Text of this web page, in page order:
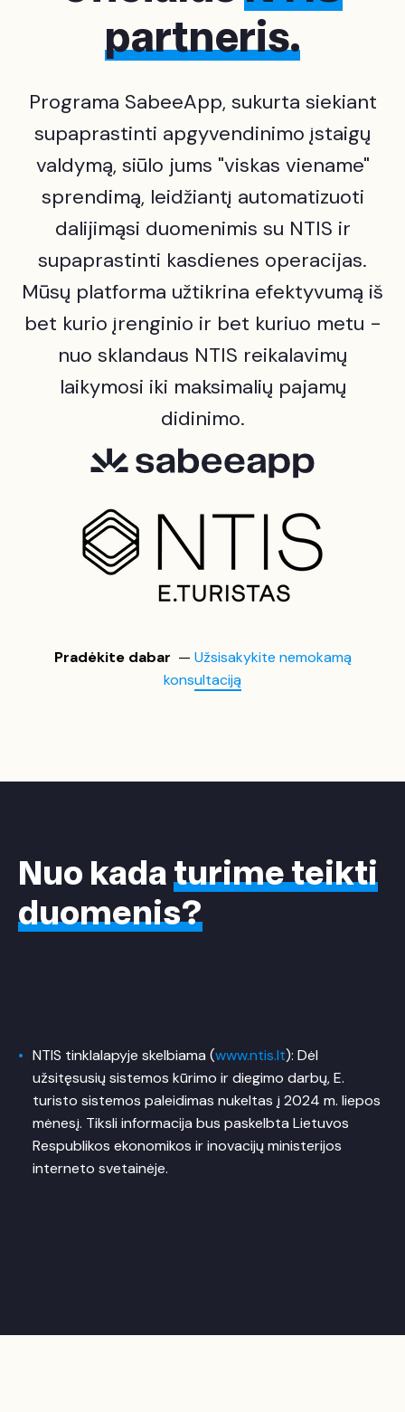
partneris.
Programa SabeeApp, sukurta siekiant
supaprastinti apgyvendinimo įstaigų
valdymą, siūlo jums "viskas viename"
sprendimą, leidžiantį automatizuoti
dalijimąsi duomenimis su NTIS ir
supaprastinti kasdienes operacijas.
Mūsų platforma užtikrina efektyvumą iš
bet kurio įrenginio ir bet kuriuo metu -
nuo sklandaus NTIS reikalavimų
laikymosi iki maksimalių pajamų
didinimo.
Pradėkite dabar — Užsisakykite nemokamą
konsultaciją
Nuo kadaturimeteikti
duomenis?
NTIS tinklalapyje skelbiama (www.ntis.lt): Dėl
užsitęsusių sistemos kūrimo ir diegimo darbų, E.
turisto sistemos paleidimas nukeltas į 2024 m. liepos
mėnesį. Tiksli informacija bus paskelbta Lietuvos
Respublikos ekonomikos ir inovacijų ministerijos
interneto svetainėje.